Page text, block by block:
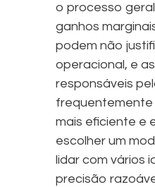
o processo
ganhos
podem não
operacional, e
responsáveis
frequentemente
mais eficiente e
escolher um
lidar com vários
precisão